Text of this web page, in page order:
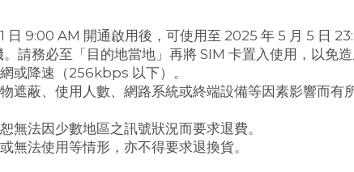
9:00 AM 開通啟用後，可使用至 2025 年 5 月 5 日
請務必至「目的地當地」再將 SIM 卡置入使用，以免造
或降速（256kbps 以下）。
遮蔽、使用人數、網路系統或終端設備等因素影響而
無法因少數地區之訊號狀況而要求退費。
無法使用等情形，亦不得要求退換貨。